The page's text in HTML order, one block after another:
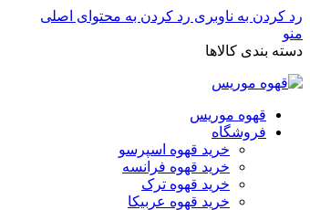
رد کردن به ناوبری رد کردن به محتوای اصلی
منو
دسته بندی کالاها
قهوه موریس
فروشگاه
خرید قهوه اسپرسو
خرید قهوه فرانسه
خرید قهوه ترک
خرید قهوه عربیکا